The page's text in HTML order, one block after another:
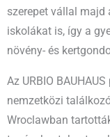
szerepet vállal majd
iskolákat is, így a
növény- és
Az URBIO
nemzetközi
Wroclawban